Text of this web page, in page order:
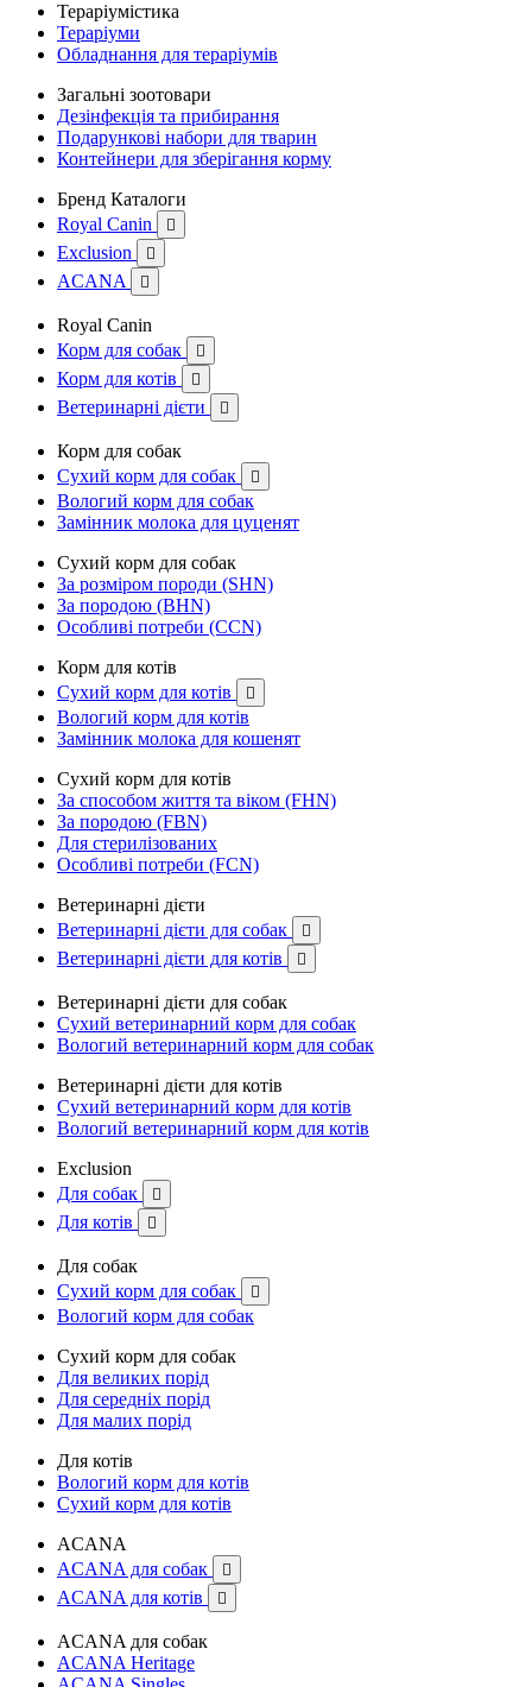
Тераріумістика
Тераріуми
Обладнання для тераріумів
Загальні зоотовари
Дезінфекція та прибирання
Подарункові набори для тварин
Контейнери для зберігання корму
Бренд Каталоги
Royal Canin

Exclusion 
ACANA 
Royal Canin
Корм для собак

Корм для котів 
Ветеринарні дієти 
Корм для собак
Сухий корм для собак

Вологий корм для собак
Замінник молока для цуценят
Сухий корм для собак
За розміром породи (SHN)
За породою (BHN)
Особливі потреби (CCN)
Корм для котів
Сухий корм для котів

Вологий корм для котів
Замінник молока для кошенят
Сухий корм для котів
За способом життя та віком (FHN)
За породою (FBN)
Для стерилізованих
Особливі потреби (FCN)
Ветеринарні дієти
Ветеринарні дієти для собак

Ветеринарні дієти для котів 
Ветеринарні дієти для собак
Сухий ветеринарний корм для собак
Вологий ветеринарний корм для собак
Ветеринарні дієти для котів
Сухий ветеринарний корм для котів
Вологий ветеринарний корм для котів
Exclusion
Для собак

Для котів 
Для собак
Сухий корм для собак

Вологий корм для собак
Сухий корм для собак
Для великих порід
Для середніх порід
Для малих порід
Для котів
Вологий корм для котів
Сухий корм для котів
ACANA
ACANA для собак

ACANA для котів 
ACANA для собак
ACANA Heritage